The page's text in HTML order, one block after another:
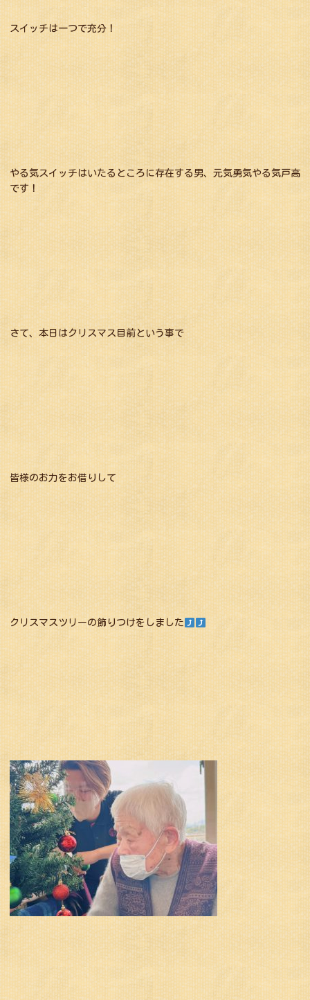
スイッチは一つで充分！
やる気スイッチはいたるところに存在する男、元気勇気やる気戸高
です！
さて、本日はクリスマス目前という事で
皆様のお力をお借りして
クリスマスツリーの飾りつけをしました